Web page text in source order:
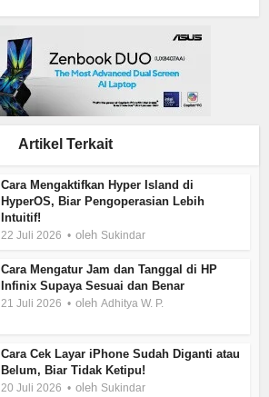
Artikel Terkait
Cara Mengaktifkan Hyper Island di
HyperOS, Biar Pengoperasian Lebih
Intuitif!
22 Juli 2026 oleh Sukindar
Cara Mengatur Jam dan Tanggal di HP
Infinix Supaya Sesuai dan Benar
21 Juli 2026 olehAdhitya W. P.
Cara Cek Layar iPhone Sudah Diganti atau
Belum, Biar Tidak Ketipu!
20 Juli 2026 oleh Sukindar